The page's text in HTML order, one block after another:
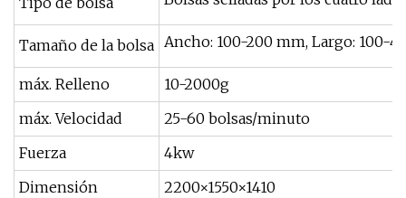
Tamaño de la bolsa Ancho: 100-200 mm, Largo: 100-
máx. Relleno
10-2000g
máx. Velocidad
25-60 bolsas/minuto
Fuerza
4kw
Dimensión
2200×1550×1410